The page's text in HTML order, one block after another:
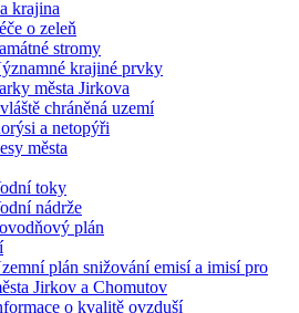
krajina
o zeleň
stromy
krajiné prvky
města Jirkova
chráněná uzemí
a netopýři
města
toky
nádrže
plán
plán snižování emisí a imisí pro
Jirkov a Chomutov
o kvalitě ovzduší